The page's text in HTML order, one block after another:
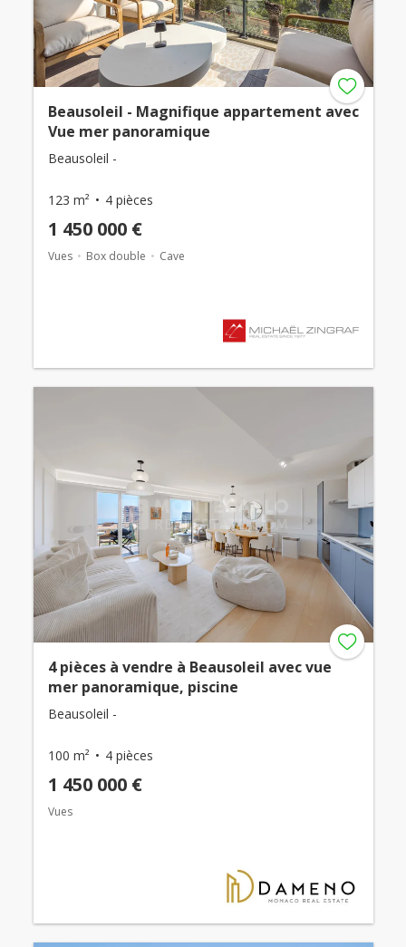
Beausoleil - Magnifique appartement avec
Vue mer panoramique
Beausoleil -
123 m² 4 pièces
1 450 000 €
Vues Box double Cave
4 pièces à vendre à Beausoleil avec vue
mer panoramique, piscine
Beausoleil -
100 m² 4 pièces
1 450 000 €
Vues